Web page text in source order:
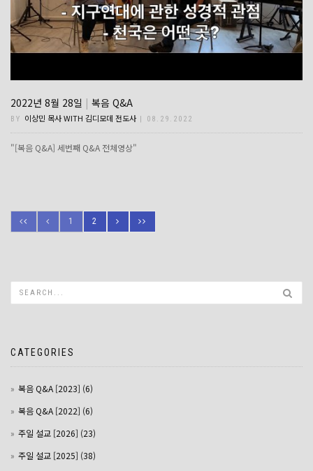
2022년 8월 28일 | 복음 Q&A
BY 이상민 목사 WITH 김디모데 전도사| 08.29.2022
"[복음 Q&A] 세번째 Q&A 전체영상"
1 2
CATEGORIES
복음 Q&A [2023] (6)
복음 Q&A [2022] (6)
주일 설교 [2026] (23)
주일 설교 [2025] (38)